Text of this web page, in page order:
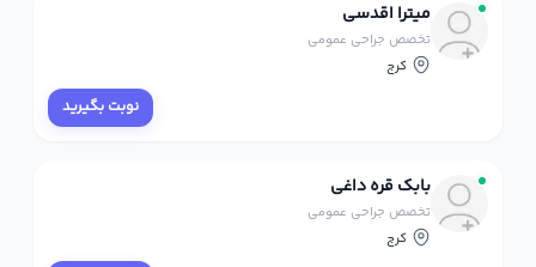
میترا اقدسی
تخصص جراحی عمومی
کرج
نوبت بگیرید
بابک قره داغی
تخصص جراحی عمومی
کرج